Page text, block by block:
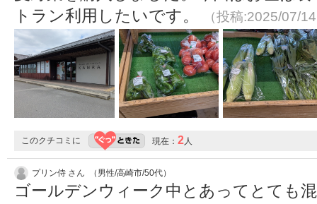
トラン利用したいです。
（投稿:2025/07/
このクチコミに 現在： 2人
プリン侍 さん （男性/高崎市/50代）
ゴールデンウィーク中とあってとても